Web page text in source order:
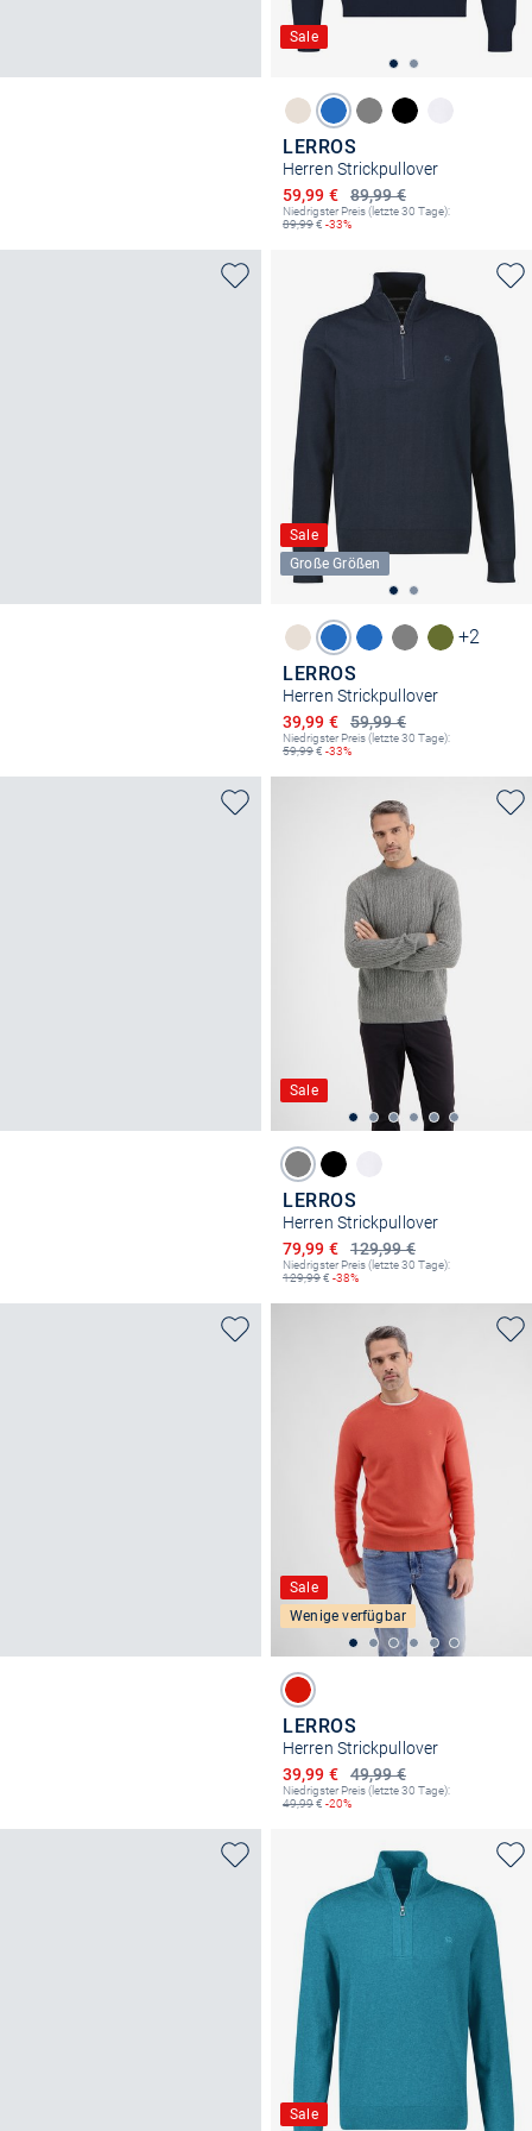
Sale
LERROS
Herren Strickpullover
89,99 €
Ermäßigter Preis
59,99 €
Niedrigster Preis (letzte 30 Tage):
89,99€ -33%
Sale
Große Größen
+2
LERROS
Herren Strickpullover
59,99 €
Ermäßigter Preis
39,99 €
Niedrigster Preis (letzte 30 Tage):
59,99€ -33%
Sale
LERROS
Herren Strickpullover
129,99 €
Ermäßigter Preis
79,99 €
Niedrigster Preis (letzte 30 Tage):
129,99€ -38%
Sale
Wenige verfügbar
LERROS
Herren Strickpullover
49,99 €
Ermäßigter Preis
39,99 €
Niedrigster Preis (letzte 30 Tage):
49,99€ -20%
Sale